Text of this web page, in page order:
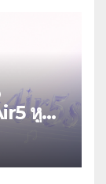
หูฟัง
ะบบ
นไม่ได้